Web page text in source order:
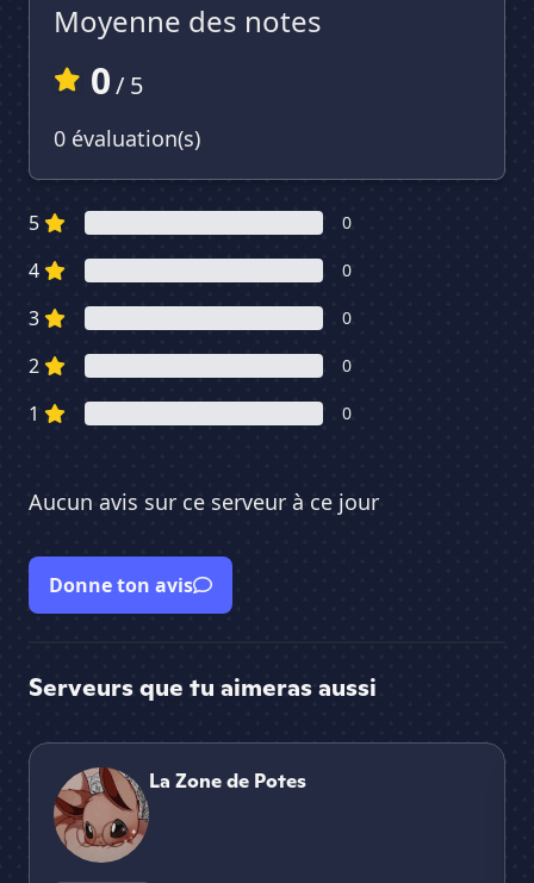
Moyenne des notes
0/ 5
0 évaluation(s)
5 0
4 0
3 0
2 0
1 0
Aucun avis sur ce serveur à ce jour
Donne ton avis
Serveurs que tu aimeras aussi
La Zone de Potes
La Zone de Potes